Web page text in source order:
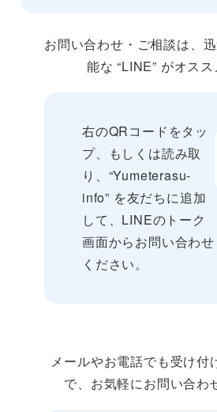
お問い合わせ・ご相談は、
能な “LINE” がオスス
右のQRコードをタッ
プ、もしくは読み取
り、“Yumeterasu-
info” を友だちに追加
して、LINEのトーク
画面からお問い合わせ
ください。
メールやお電話でも受け付
で、お気軽にお問い合わ